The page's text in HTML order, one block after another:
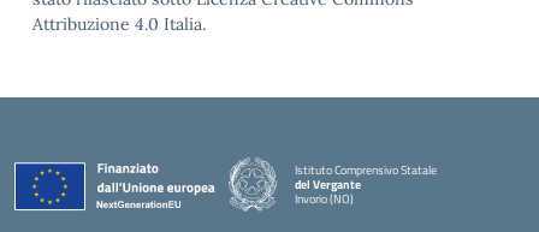
Attribuzione 4.0 Italia.
Istituto Comprensivo Statale
del Vergante
Invorio (NO)